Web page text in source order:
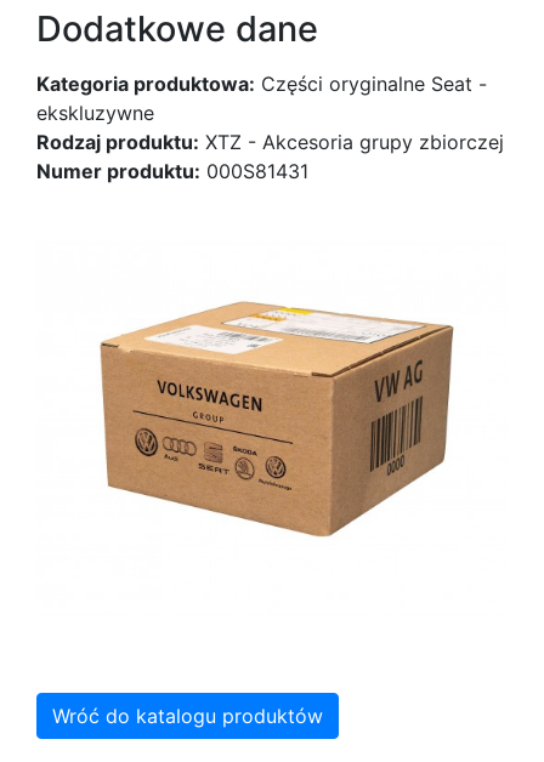
Dodatkowe dane
Kategoria produktowa: Części oryginalne Seat -
ekskluzywne
Rodzaj produktu: XTZ - Akcesoria grupy zbiorczej
Numer produktu: 000S81431
Wróć do katalogu produktów